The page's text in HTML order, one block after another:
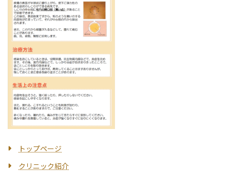
トップページ
クリニック紹介